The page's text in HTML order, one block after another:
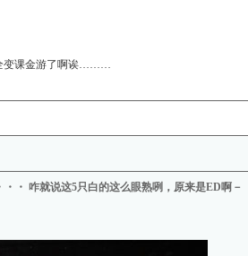
变课金游了啊诶………
・ 咋就说这5只白的这么眼熟咧，原来是ED啊－